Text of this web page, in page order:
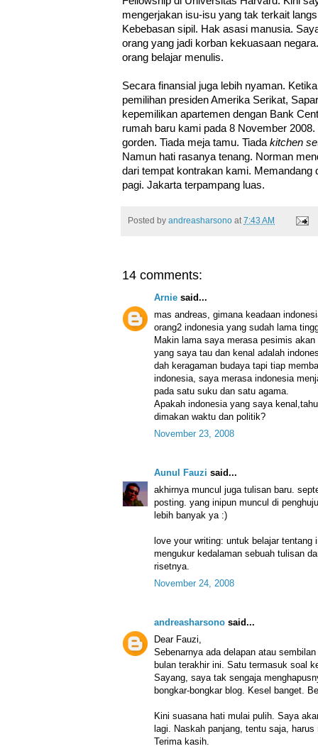
mengerjakan isu-isu yang tak terkait
Kebebasan sipil. Hak asasi manusia.
orang yang jadi korban kekuasaan
orang belajar menulis.
Secara finansial juga lebih nyaman.
pemilihan presiden Amerika Serikat,
kepemilikan apartemen dengan Bank
rumah baru kami pada 8 November
gorden. Tiada meja tamu. Tiada kitchen
Namun hati rasanya tenang. Norman
dari tempat kontrakan kami. Memandang
pagi. Jakarta terpampang luas.
Posted by andreasharsono at 7:43 AM
14 comments:
Arnie said...
mas andreas, gimana keadaan
orang2 indonesia yang sudah lama
Makin lama saya merasa pesimis
yang saya tau dan kenal adalah
dah keragaman budaya tapi tiap
indonesia, saya merasa indonesia
pada satu suku dan satu agama.
Apakah indonesia yang saya
dimakan waktu dan politik?
November 23, 2008
Aunul Fauzi said...
akhirnya muncul juga tulisan baru.
posting. yang inipun muncul di
lebih banyak ya :)
love your writing: untuk belajar tentang
mengukur kedalaman sebuah tulisan
risetnya.
November 24, 2008
andreasharsono said...
Dear Fauzi,
Sebenarnya ada delapan atau
bulan terakhir ini. Satu termasuk soal
Sayang, saya tak sengaja
bongkar-bongkar blog. Kesel banget.
Kini suasana hati mulai pulih. Saya
lagi. Naskah panjang, tentu saja,
Terima kasih.